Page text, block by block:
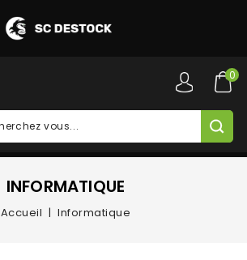
0
INFORMATIQUE
Accueil Informatique